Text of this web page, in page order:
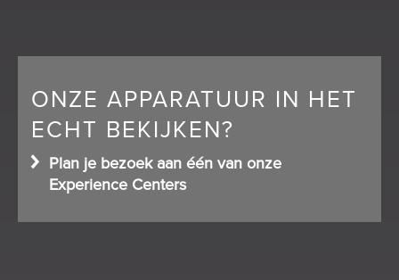
ONZE APPARATUUR IN HET
ECHT BEKIJKEN?
Plan je bezoek aan één van onze
Experience Centers